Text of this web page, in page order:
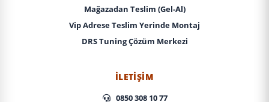
Mağazadan Teslim (Gel-Al)
Vip Adrese Teslim Yerinde Montaj
DRS Tuning Çözüm Merkezi
İLETIŞIM
0850 308 10 77